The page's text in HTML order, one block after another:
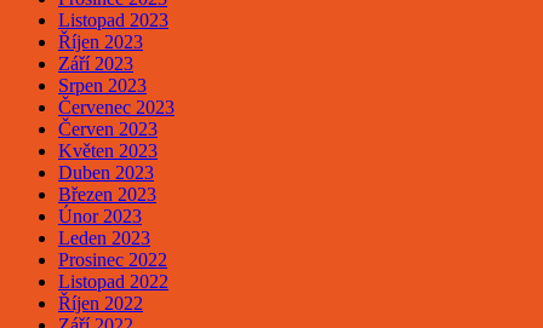
Listopad 2023
Říjen 2023
Září 2023
Srpen 2023
Červenec 2023
Červen 2023
Květen 2023
Duben 2023
Březen 2023
Únor 2023
Leden 2023
Prosinec 2022
Listopad 2022
Říjen 2022